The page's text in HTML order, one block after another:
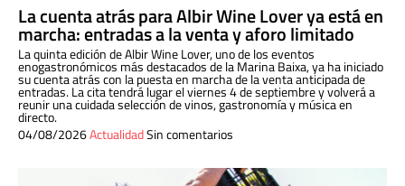
La cuenta atrás para Albir Wine Lover ya está en
marcha: entradas a la venta y aforo limitado
La quinta edición de Albir Wine Lover, uno de los eventos
enogastronómicos más destacados de la Marina Baixa, ya ha iniciado
su cuenta atrás con la puesta en marcha de la venta anticipada de
entradas. La cita tendrá lugar el viernes 4 de septiembre y volverá a
reunir una cuidada selección de vinos, gastronomía y música en
directo.
04/08/2026ActualidadSin comentarios